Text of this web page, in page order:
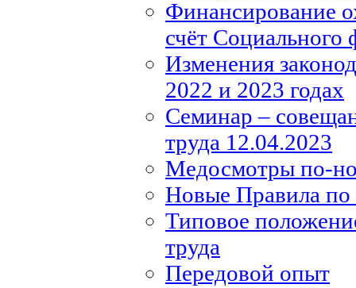
Финансирование
счёт Социального
Изменения
2022 и 2023 годах
Семинар –
труда 12.04.2023
Медосмотры по-
Новые Правила по
Типовое
труда
Передовой опыт